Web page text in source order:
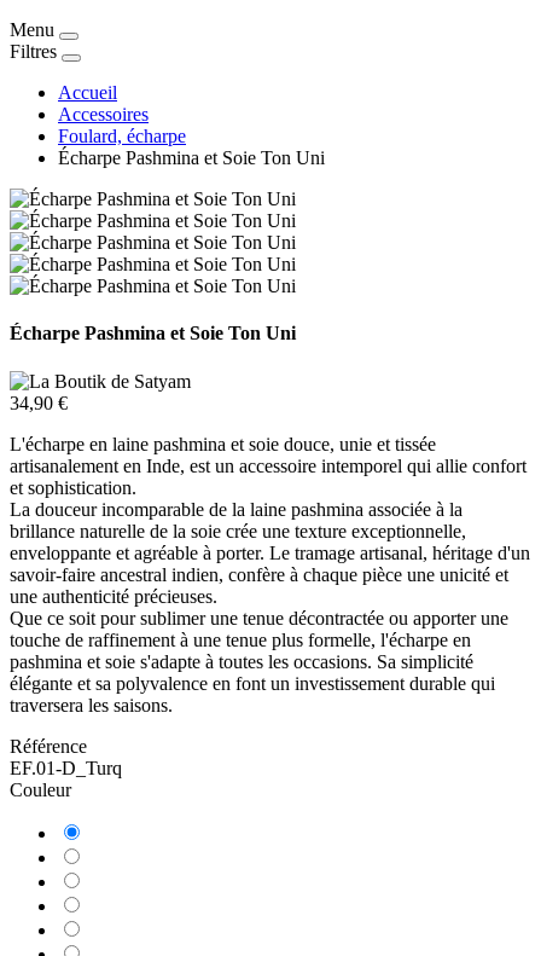
Menu
Filtres
Accueil
Accessoires
Foulard, écharpe
Écharpe Pashmina et Soie Ton Uni
Écharpe Pashmina et Soie Ton Uni
34,90 €
L'écharpe en laine pashmina et soie douce, unie et tissée
artisanalement en Inde, est un accessoire intemporel qui allie confort
et sophistication.
La douceur incomparable de la laine pashmina associée à la
brillance naturelle de la soie crée une texture exceptionnelle,
enveloppante et agréable à porter. Le tramage artisanal, héritage d'un
savoir-faire ancestral indien, confère à chaque pièce une unicité et
une authenticité précieuses.
Que ce soit pour sublimer une tenue décontractée ou apporter une
touche de raffinement à une tenue plus formelle, l'écharpe en
pashmina et soie s'adapte à toutes les occasions. Sa simplicité
élégante et sa polyvalence en font un investissement durable qui
traversera les saisons.
Référence
EF.01-D_Turq
Couleur